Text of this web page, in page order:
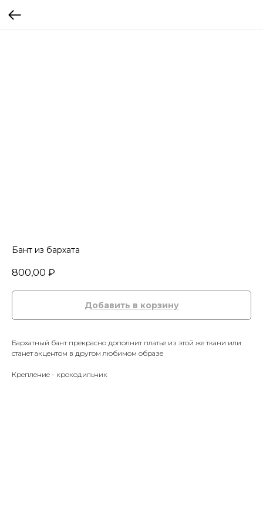
Бант из бархата
800,00 ₽
Добавить в корзину
Бархатный бант прекрасно дополнит платье из этой же ткани или
станет акцентом в другом любимом образе
Крепление - крокодильчик